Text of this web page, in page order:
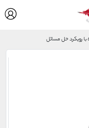
با رویکرد حل مسائل